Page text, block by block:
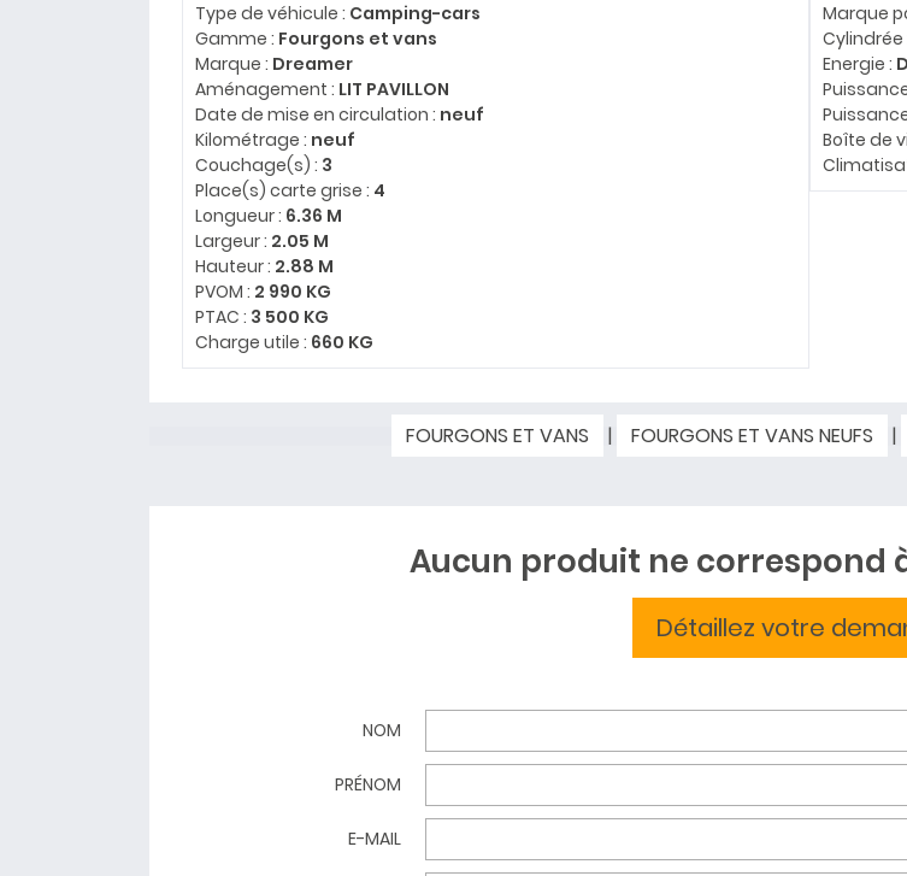
Type de véhicule : Camping-cars
Gamme : Fourgons et vans
Marque : Dreamer
Aménagement : LIT PAVILLON
Date de mise en circulation : neuf
Kilométrage : neuf
Couchage(s) : 3
Place(s) carte grise : 4
Longueur : 6.36 M
Largeur : 2.05 M
Hauteur : 2.88 M
PVOM : 2 990 KG
PTAC : 3 500 KG
Charge utile : 660 KG
Marque
Cylindrée
Energie :
Boîte de
FOURGONS ET VANS | FOURGONS ET VANS NEUFS |
Aucun produit ne correspond
Détaillez votre
NOM
PRÉNOM
E-MAIL